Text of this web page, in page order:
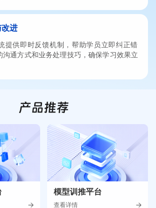
进
提供即时反馈机制，帮助学员立即纠正错
沟通方式和业务处理技巧，确保学习效果立
产品推荐
模型训推平台
查看详情